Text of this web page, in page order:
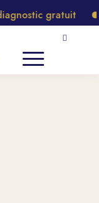
gratuit